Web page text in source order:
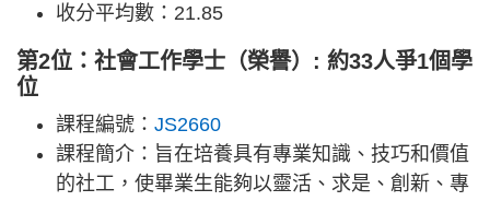
收分平均數：21.85
第2位：社會工作學士（榮譽）: 約33人爭1個學
位
課程編號： JS2660
課程簡介：旨在培養具有專業知識、技巧和價值
的社工，使畢業生能夠以靈活、求是、創新、專